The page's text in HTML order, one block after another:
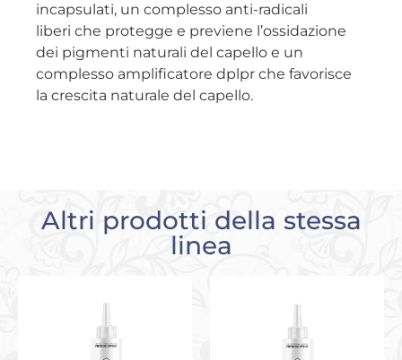
incapsulati, un complesso anti-radicali
liberi che protegge e previene l’ossidazione
dei pigmenti naturali del capello e un
complesso amplificatore dplpr che favorisce
la crescita naturale del capello.
Altri prodotti della stessa
linea